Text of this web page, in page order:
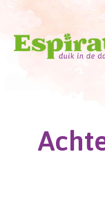
Doorgaan
inhoud